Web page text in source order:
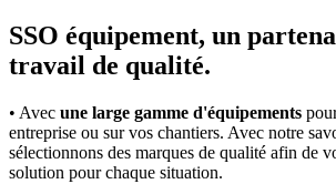
SSO équipement, un
travail de qualité.
• Avec une large gamme d'équipements
entreprise ou sur vos chantiers. Avec notre
sélectionnons des marques de qualité afin de
solution pour chaque situation.